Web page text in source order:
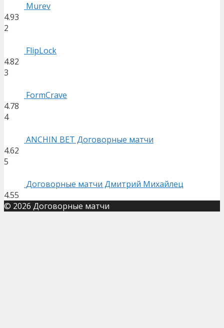
Murev
4.93
2
FlipLock
4.82
3
FormCrave
4.78
4
ANCHIN BET Договорные матчи
4.62
5
Договорные матчи Дмитрий Михайлец
4.55
© 2026 Договорные матчи